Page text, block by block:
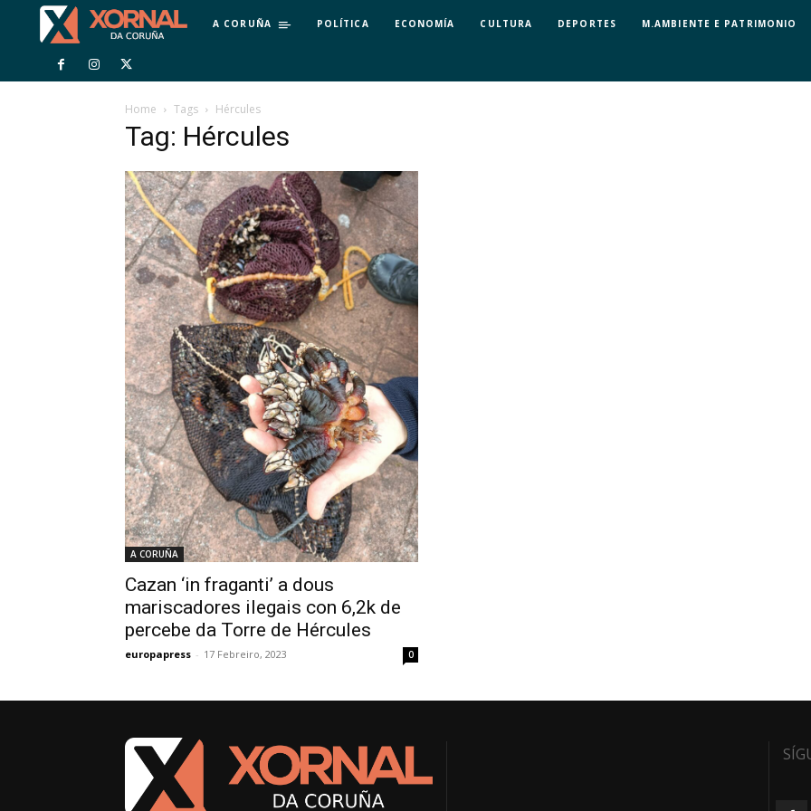
A CORUÑA POLÍTICA ECONOMÍA CULTURA DEPORTES M.AMBIENTE E PATRIMONIO
Home Tags Hércules
Tag: Hércules
A CORUÑA
Cazan ‘in fraganti’ a dous
mariscadores ilegais con 6,2k de
percebe da Torre de Hércules
europapress - 17 Febreiro, 2023 0